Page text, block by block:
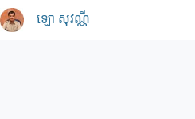
Skip
to
content
ឡោ សុវណ្ណី